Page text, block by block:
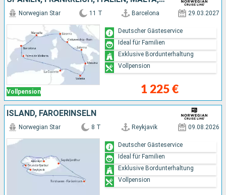
Vollpension
Norwegian Star 11 T Barcelona 29.03.2027
1 225 €
Deutscher Gästeservice
Ideal für Familien
Exklusive Bordunterhaltung
Vollpension
ISLAND, FÄRÖERINSELN
Norwegian Star 8 T Reykjavik 09.08.2026
Deutscher Gästeservice
Ideal für Familien
Exklusive Bordunterhaltung
Vollpension